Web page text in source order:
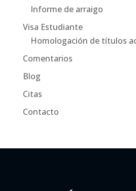
Informe de arraigo
Visa Estudiante
Homologación de títulos
Comentarios
Blog
Citas
Contacto